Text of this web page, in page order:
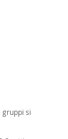
si